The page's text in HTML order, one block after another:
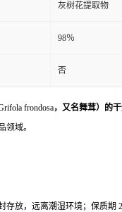
灰树花提取物
98％
否
frondosa，又名舞茸） 的
领域。
存放，远离潮湿环境；保质期